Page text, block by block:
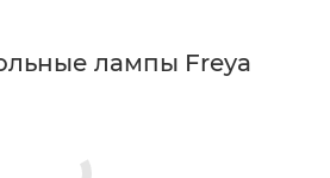
лампы Freya